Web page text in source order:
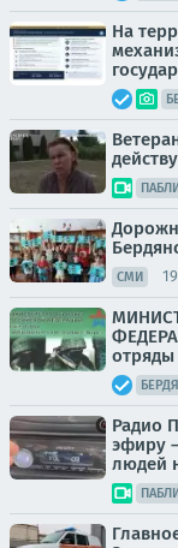
На
СМИ
Радио
эфиру
людей